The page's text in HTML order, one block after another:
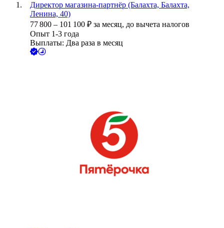
Директор магазина-партнёр (Балахта, Балахта,
Ленина, 40)
77 800 – 101 100 ₽ за месяц, до вычета налогов
Опыт 1-3 года
Выплаты: Два раза в месяц